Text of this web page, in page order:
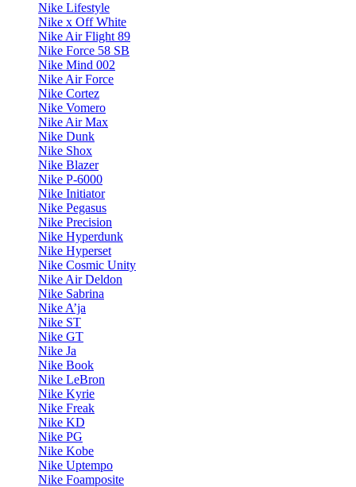
Nike Lifestyle
Nike x Off White
Nike Air Flight 89
Nike Force 58 SB
Nike Mind 002
Nike Air Force
Nike Cortez
Nike Vomero
Nike Air Max
Nike Dunk
Nike Shox
Nike Blazer
Nike P-6000
Nike Initiator
Nike Pegasus
Nike Precision
Nike Hyperdunk
Nike Hyperset
Nike Cosmic Unity
Nike Air Deldon
Nike Sabrina
Nike A’ja
Nike ST
Nike GT
Nike Ja
Nike Book
Nike LeBron
Nike Kyrie
Nike Freak
Nike KD
Nike PG
Nike Kobe
Nike Uptempo
Nike Foamposite